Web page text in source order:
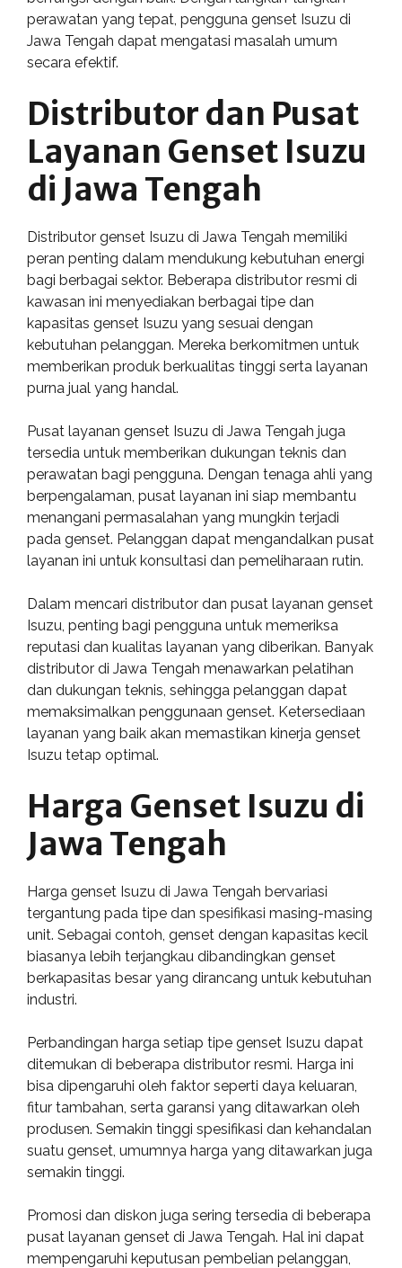
perawatan yang tepat, pengguna genset Isuzu di
Jawa Tengah dapat mengatasi masalah umum
secara efektif.
Distributor dan Pusat
Layanan Genset Isuzu
di Jawa Tengah
Distributor genset Isuzu di Jawa Tengah memiliki
peran penting dalam mendukung kebutuhan energi
bagi berbagai sektor. Beberapa distributor resmi di
kawasan ini menyediakan berbagai tipe dan
kapasitas genset Isuzu yang sesuai dengan
kebutuhan pelanggan. Mereka berkomitmen untuk
memberikan produk berkualitas tinggi serta layanan
purna jual yang handal.
Pusat layanan genset Isuzu di Jawa Tengah juga
tersedia untuk memberikan dukungan teknis dan
perawatan bagi pengguna. Dengan tenaga ahli yang
berpengalaman, pusat layanan ini siap membantu
menangani permasalahan yang mungkin terjadi
pada genset. Pelanggan dapat mengandalkan pusat
layanan ini untuk konsultasi dan pemeliharaan rutin.
Dalam mencari distributor dan pusat layanan genset
Isuzu, penting bagi pengguna untuk memeriksa
reputasi dan kualitas layanan yang diberikan. Banyak
distributor di Jawa Tengah menawarkan pelatihan
dan dukungan teknis, sehingga pelanggan dapat
memaksimalkan penggunaan genset. Ketersediaan
layanan yang baik akan memastikan kinerja genset
Isuzu tetap optimal.
Harga Genset Isuzu di
Jawa Tengah
Harga genset Isuzu di Jawa Tengah bervariasi
tergantung pada tipe dan spesifikasi masing-masing
unit. Sebagai contoh, genset dengan kapasitas kecil
biasanya lebih terjangkau dibandingkan genset
berkapasitas besar yang dirancang untuk kebutuhan
industri.
Perbandingan harga setiap tipe genset Isuzu dapat
ditemukan di beberapa distributor resmi. Harga ini
bisa dipengaruhi oleh faktor seperti daya keluaran,
fitur tambahan, serta garansi yang ditawarkan oleh
produsen. Semakin tinggi spesifikasi dan kehandalan
suatu genset, umumnya harga yang ditawarkan juga
semakin tinggi.
Promosi dan diskon juga sering tersedia di beberapa
pusat layanan genset di Jawa Tengah. Hal ini dapat
mempengaruhi keputusan pembelian pelanggan,